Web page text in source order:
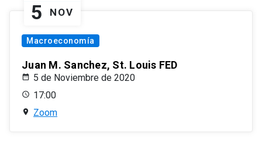
5 NOV
Macroeconomía
Juan M. Sanchez, St. Louis FED
5 de Noviembre de 2020
17:00
Zoom